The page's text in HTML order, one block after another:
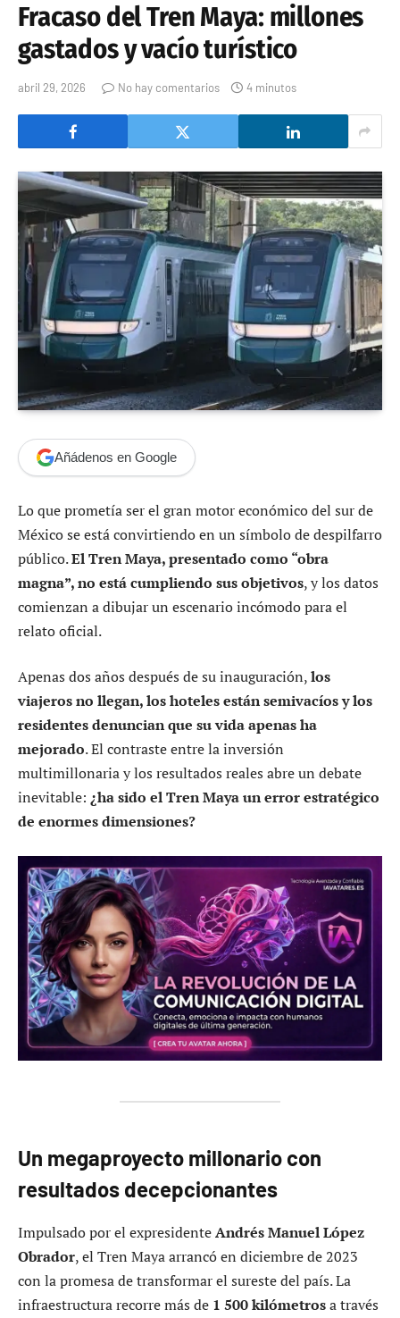
Fracaso del Tren Maya: millones
gastados y vacío turístico
abril 29, 2026 No hay comentarios 4 minutos
Añádenos en Google
Lo que prometía ser el gran motor económico del sur de
México se está convirtiendo en un símbolo de despilfarro
público.El Tren Maya, presentado como “obra
magna”, no está cumpliendo sus objetivos, y los datos
comienzan a dibujar un escenario incómodo para el
relato oficial.
Apenas dos años después de su inauguración,los
viajeros no llegan, los hoteles están semivacíos y los
residentes denuncian que su vida apenas ha
mejorado. El contraste entre la inversión
multimillonaria y los resultados reales abre un debate
inevitable: ¿ha sido el Tren Maya un error estratégico
de enormes dimensiones?
Un megaproyecto millonario con
resultados decepcionantes
Impulsado por el expresidenteAndrés Manuel López
Obrador, el Tren Maya arrancó en diciembre de 2023
con la promesa de transformar el sureste del país. La
infraestructura recorre más de 1 500 kilómetrosa través